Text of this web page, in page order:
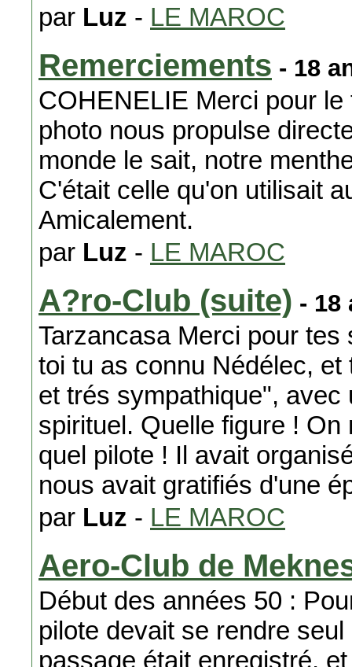
par Luz - LE MAROC
Remerciements - 18
COHENELIE Merci pour
photo nous propulse
monde le sait, notre
C'était celle qu'on utilisait
Amicalement.
par Luz - LE MAROC
A?ro-Club (suite) - 18
Tarzancasa Merci pour
toi tu as connu Nédélec,
et trés sympathique",
spirituel. Quelle figure !
quel pilote ! Il avait
nous avait gratifiés d'une
par Luz - LE MAROC
Aero-Club de
Début des années 50 :
pilote devait se rendre
passage était enregistré,